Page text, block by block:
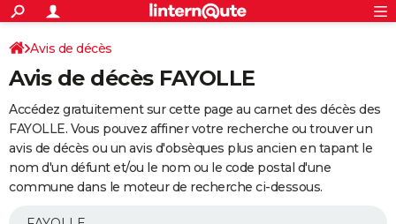
ACTUALITÉS
Politique
Société
Faits Divers
Education
Monde
Villes
+
SPORT
Coupe du monde 2026
Football
Tennis
Cyclisme
Rugby
Forum
Programme TV
TNT
Streaming
Cinéma
Sorties cinéma
Musique
+
FINANCE
Retraite
Epargne
Immobilier
Risques naturels par ville
Banque
Assurance
AUTO
Essais
Réserver un essai
Citadines
Berlines
SUV
Forum auto
+
Avis de décès
Avis de décès FAYOLLE
Accédez gratuitement sur cette page au carnet des décès des
FAYOLLE. Vous pouvez affiner votre recherche ou trouver un
avis de décès ou un avis d'obsèques plus ancien en tapant le
nom d'un défunt et/ou le nom ou le code postal d'une
commune dans le moteur de recherche ci-dessous.